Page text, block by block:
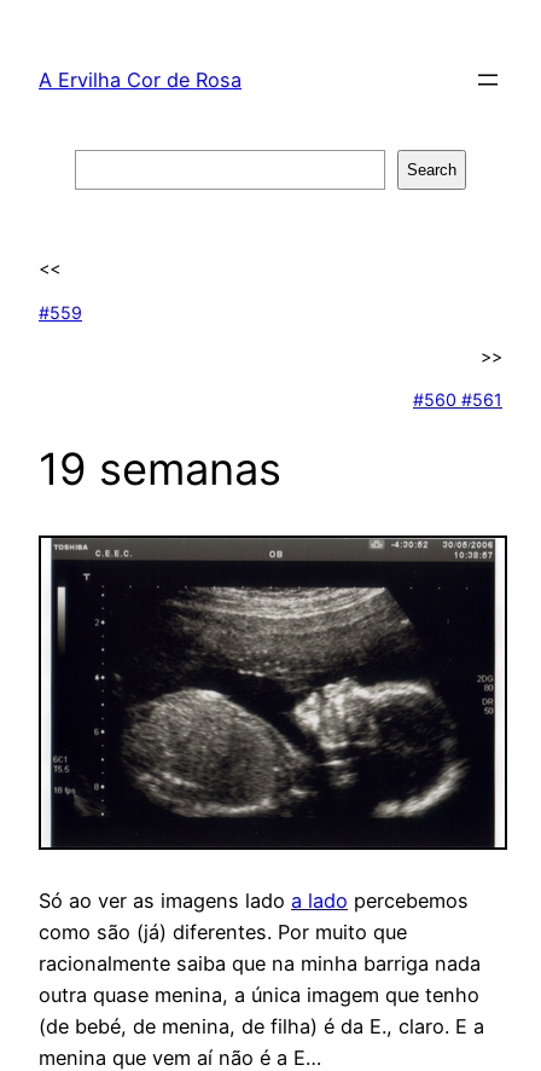
content
A Ervilha Cor de Rosa
Search
<<
#559
>>
#560 #561
19 semanas
Só ao ver as imagens lado a lado percebemos
como são (já) diferentes. Por muito que
racionalmente saiba que na minha barriga nada
outra quase menina, a única imagem que tenho
(de bebé, de menina, de filha) é da E., claro. E a
menina que vem aí não é a E…